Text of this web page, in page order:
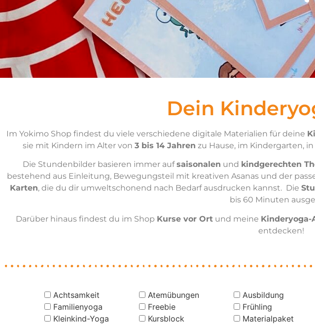
Dein
Im Yokimo Shop findest du viele verschiedene digitale Materialien für deine
sie mit Kindern im Alter von 3 bis 14 Jahren zu Hause, im Kindergarten,
Die Stundenbilder basieren immer aufsaisonalen und kindgerechten
bestehend aus Einleitung, Bewegungsteil mit kreativen Asanas und der
Karten, die du dir umweltschonend nach Bedarf ausdrucken kannst. Die
bis 60 Minuten
Darüber hinaus findest du im Shop Kurse vor Ortund meine Kinderyoga-
entdecken!
Achtsamkeit Atemübungen Ausbildung
Familienyoga
Freebie Frühling
Kleinkind-Yoga
Kursblock Materialpaket